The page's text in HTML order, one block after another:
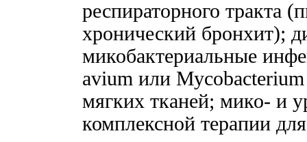
респираторного тракта
хронический бронхит);
микобактериальные
avium или
мягких тканей; мико- и
комплексной терапии